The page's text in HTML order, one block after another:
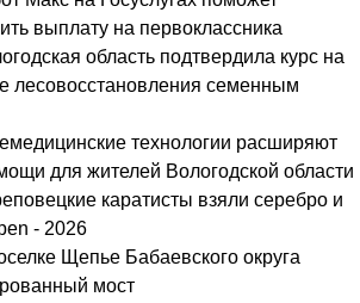
выплату на первоклассника
область подтвердила курс на
лесовосстановления семенным
технологии расширяют
для жителей Вологодской области
каратисты взяли серебро и
- 2026
Щепье Бабаевского округа
мост